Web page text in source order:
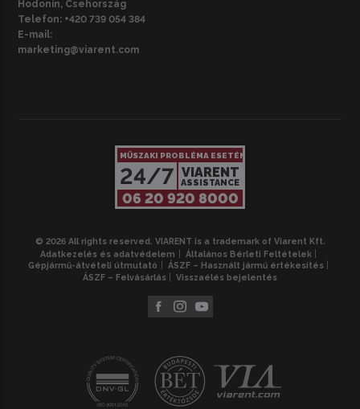
Hodonín, Csehország
Telefon: +420 739 054 384
E-mail:
marketing@viarent.com
MŰSZAKI PROBLÉMA ESETÉN
24/7 VIARENT
ASSISTANCE
06 20 920 8000
© 2026 All rights reserved. VIARENT is a trademark of Viarent Kft.
Adatkezelés és adatvédelem
Általános Bérleti Feltételek
Gépjármű-átvételi útmutató
ÁSZF – Használt jármű értékesítés
ÁSZF – Felvásárlás
Visszaélés bejelentés